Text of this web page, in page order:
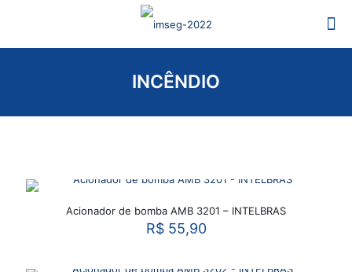
INCÊNDIO
Acionador de bomba AMB 3201 – INTELBRAS
R$55,90